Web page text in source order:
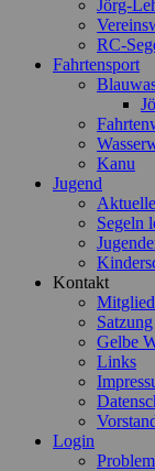
Jörg-
RC-
Fahrtensport
Kanu
Jugend
Segeln
Kontakt
Satzung
Gelbe
Links
Login